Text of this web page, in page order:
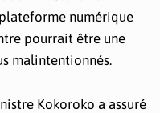
numérique
pourrait être une
malintentionnés.
Kokoroko a assuré